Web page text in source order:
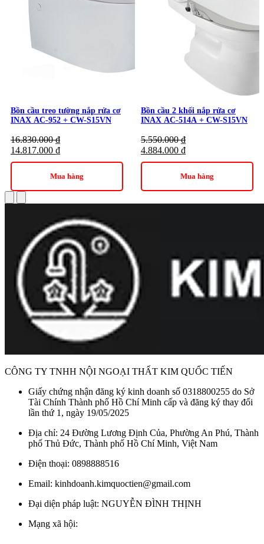
Bồn cầu treo tường nắp rửa cơ
INAX AC-952 + CW-S15VN
16.830.000₫
14.817.000 ₫
Mua hàng
Bồn cầu 2 khối nắp rửa cơ
INAX AC-514A + CW-S15VN
5.550.000₫
4.884.000 ₫
Mua hàng
CÔNG TY TNHH NỘI NGOẠI THẤT KIM QUỐC TIẾN
Giấy chứng nhận đăng ký kinh doanh số 0318800255 do Sở
Tài Chính Thành phố Hồ Chí Minh cấp và đăng ký thay đổi
lần thứ 1, ngày 19/05/2025
Địa chỉ: 24 Đường Lương Định Của, Phường An Phú, Thành
phố Thủ Đức, Thành phố Hồ Chí Minh, Việt Nam
Điện thoại: 0898888516
Email: kinhdoanh.kimquoctien@gmail.com
Đại diện pháp luật: NGUYỄN ĐÌNH THỊNH
Mạng xã hội: